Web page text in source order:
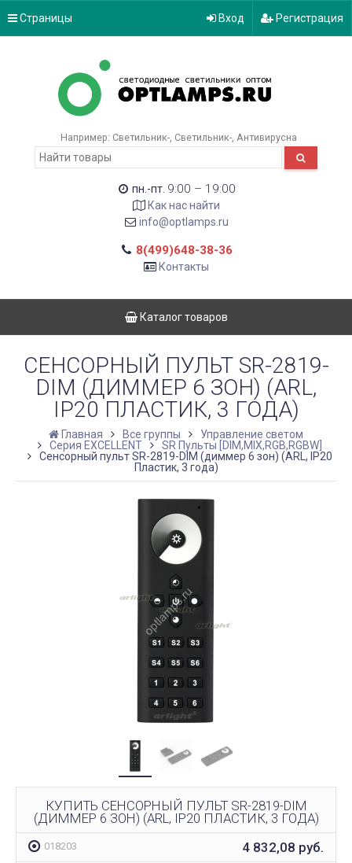
Страницы Вход Регистрация
Например: Светильник- Светильник- Антивирусна
пн.-пт. 9:00 – 19:00
Как нас найти
info@optlamps.ru
8(499)648-38-36
Контакты
Каталог товаров
СЕНСОРНЫЙ ПУЛЬТ SR-2819-
DIM (ДИММЕР 6 ЗОН) (ARL,
IP20 ПЛАСТИК, 3 ГОДА)
Главная Все группы
Управление светом
Серия EXCELLENT
SR Пульты [DIM,MIX,RGB,RGBW]
Сенсорный пульт SR-2819-DIM (диммер 6 зон) (ARL, IP20
Пластик, 3 года)
КУПИТЬ СЕНСОРНЫЙ ПУЛЬТ SR-2819-DIM
(ДИММЕР 6 ЗОН) (ARL, IP20 ПЛАСТИК, 3 ГОДА)
018203 4 832,08 руб.